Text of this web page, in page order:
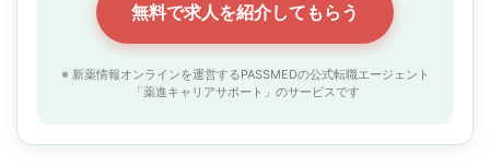
無料で求人を紹介してもらう
※ 新薬情報オンラインを運営するPASSMEDの公式転職エージェント
「薬進キャリアサポート」のサービスです